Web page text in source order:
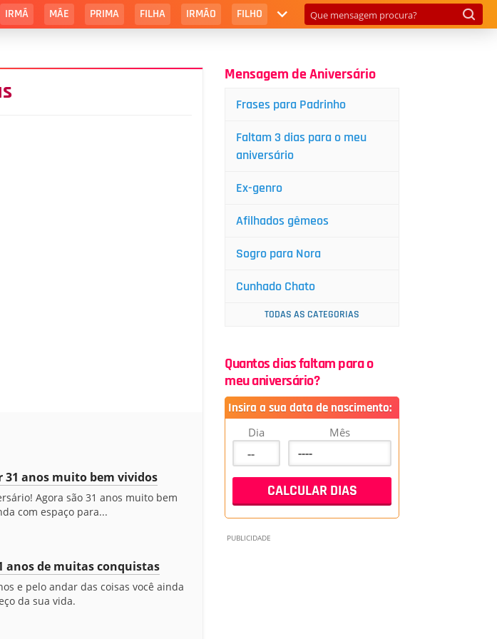
IRMÃ MÃE PRIMA FILHA IRMÃO FILHO
31 anos muito bem vividos
Agora são 31 anos muito bem
com espaço para...
anos de muitas conquistas
e pelo andar das coisas você ainda
da sua vida.
Mensagem de Aniversário
Frases para Padrinho
Faltam 3 dias para o meu
aniversário
Ex-genro
Afilhados gêmeos
Sogro para Nora
Cunhado Chato
TODAS AS CATEGORIAS
Quantos dias faltam para o
meu aniversário?
Insira a sua data de nascimento:
Dia Mês